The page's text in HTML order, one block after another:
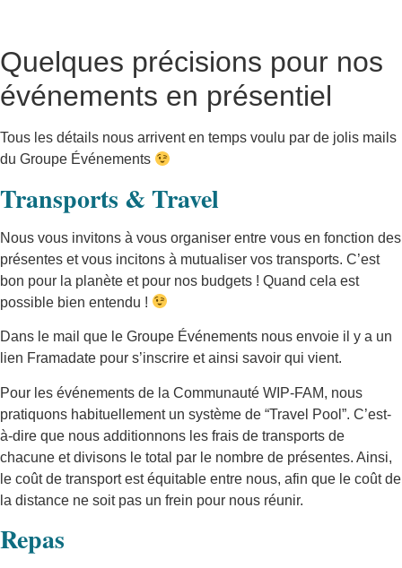
Quelques précisions pour nos
événements en présentiel
Tous les détails nous arrivent en temps voulu par de jolis mails
du Groupe Événements
Transports & Travel
Nous vous invitons à vous organiser entre vous en fonction des
présentes et vous incitons à mutualiser vos transports. C’est
bon pour la planète et pour nos budgets ! Quand cela est
possible bien entendu !
Dans le mail que le Groupe Événements nous envoie il y a un
lien Framadate pour s’inscrire et ainsi savoir qui vient.
Pour les événements de la Communauté WIP-FAM, nous
pratiquons habituellement un système de “Travel Pool”. C’est-
à-dire que nous additionnons les frais de transports de
chacune et divisons le total par le nombre de présentes. Ainsi,
le coût de transport est équitable entre nous, afin que le coût de
la distance ne soit pas un frein pour nous réunir.
Repas